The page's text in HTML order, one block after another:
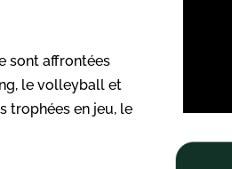
sont affrontées
le volleyball et
trophées en jeu, le